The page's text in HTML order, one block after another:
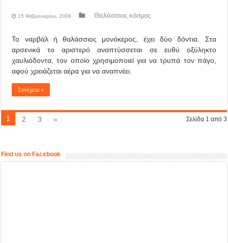
15 Φεβρουαρίου, 2008 Θαλάσσιος κόσμος
Το ναρβάλ ή θαλάσσιος μονόκερος, έχει δύο δόντια. Στα
αρσενικά το αριστερό αναπτύσσεται σε ευθύ οξύληκτο
χαυλιόδοντα, τον οποίο χρησιμοποιεί για να τρυπά τον πάγο,
αφού χρειάζεται αέρα για να αναπνέει.
Συνέχεια »
Σελίδα 1 από 3
1 2 3 »
Find us on Facebook